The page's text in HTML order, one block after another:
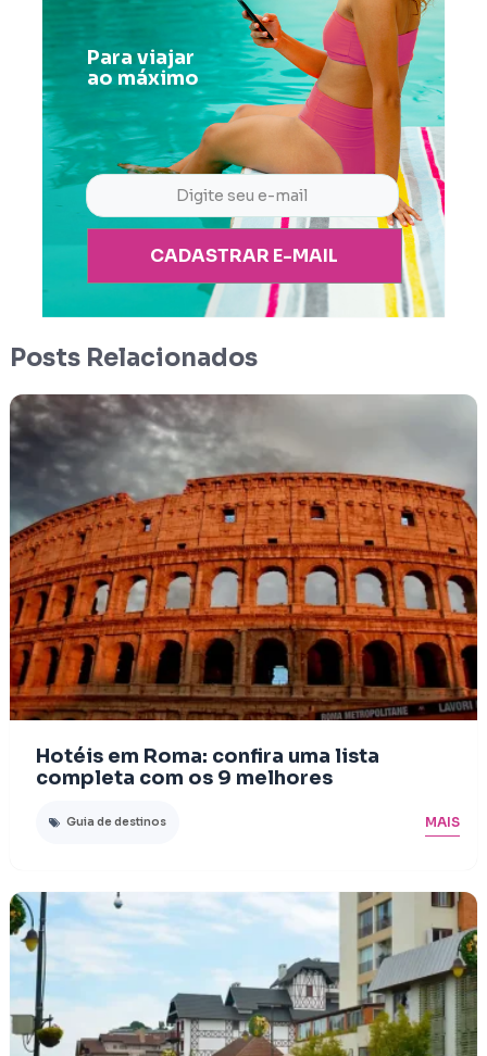
Para viajar
ao máximo
CADASTRAR E-MAIL
Posts Relacionados
Hotéis em Roma: confira uma lista
completa com os 9 melhores
Guia de destinos MAIS